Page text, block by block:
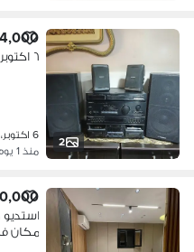
2
4,000 ج.م
٦ اكتوبر الجيزه
6 اكتوبر، الجيزة
منذ 1 يوم